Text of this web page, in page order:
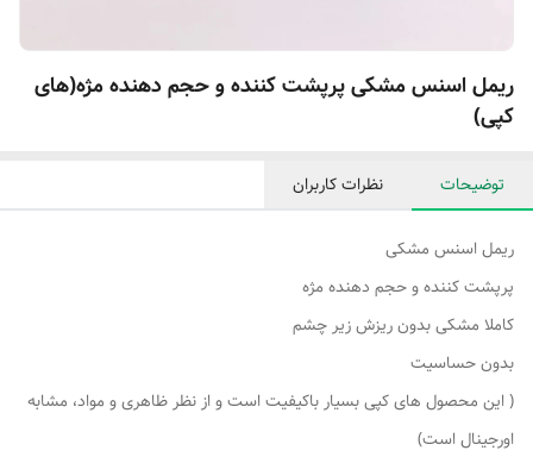
ریمل اسنس مشکی پرپشت کننده و حجم دهنده مژه(های
کپی)
توضیحات نظرات کاربران
ریمل اسنس مشکی
پرپشت کننده و حجم دهنده مژه
کاملا مشکی بدون ریزش زیر چشم
بدون حساسیت
( این محصول های کپی بسیار باکیفیت است و از نظر ظاهری و مواد، مشابه
اورجینال است)